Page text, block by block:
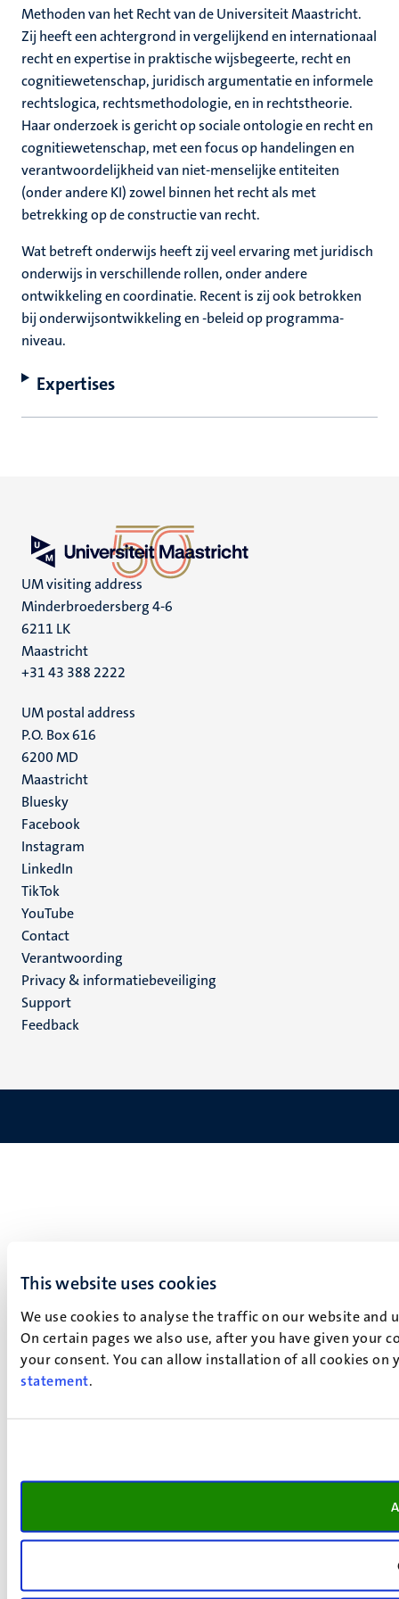
This website uses cookies
We use cookies to analyse the traffic on our website
On certain pages we also use, after you have given your
your consent. You can allow installation of all cookies
statement.
Methoden van het Recht van de Universiteit Maastricht.
Zij heeft een achtergrond in vergelijkend en internationaal
recht en expertise in praktische wijsbegeerte, recht en
cognitiewetenschap, juridisch argumentatie en informele
rechtslogica, rechtsmethodologie, en in rechtstheorie.
Haar onderzoek is gericht op sociale ontologie en recht en
cognitiewetenschap, met een focus op handelingen en
verantwoordelijkheid van niet-menselijke entiteiten
(onder andere KI) zowel binnen het recht als met
betrekking op de constructie van recht.
Wat betreft onderwijs heeft zij veel ervaring met juridisch
onderwijs in verschillende rollen, onder andere
ontwikkeling en coordinatie. Recent is zij ook betrokken
bij onderwijsontwikkeling en -beleid op programma-
niveau.
Expertises
UM visiting address
Minderbroedersberg 4-6
6211 LK
Maastricht
+31 43 388 2222
UM postal address
P.O. Box 616
6200 MD
Maastricht
Social
media
Bluesky
Facebook
Instagram
LinkedIn
TikTok
YouTube
Menu
footer
(NL)
Contact
Verantwoording
Privacy & informatiebeveiliging
Support
Feedback